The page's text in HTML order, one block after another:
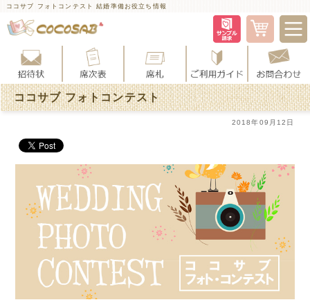
ココサブ フォトコンテスト 結婚準備お役立ち情報
ココサブ フォトコンテスト
2018年09月12日